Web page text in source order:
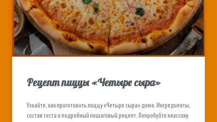
Рецепт пиццы «Четыре сыра»
Узнайте, как приготовить пиццу «Четыре сыра» дома. Ингредиенты,
состав теста и подробный пошаговый рецепт. Попробуйте классику